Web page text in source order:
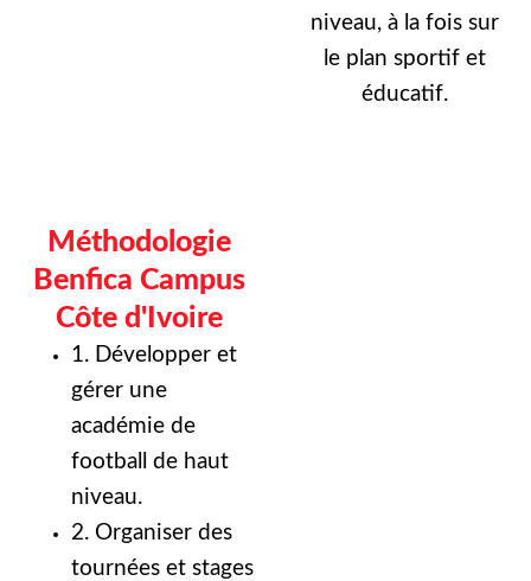
niveau, à la fois sur
le plan sportif et
éducatif.
Méthodologie
Benfica Campus
Côte d'Ivoire
1. Développer et
gérer une
académie de
football de haut
niveau.
2. Organiser des
tournées et stages